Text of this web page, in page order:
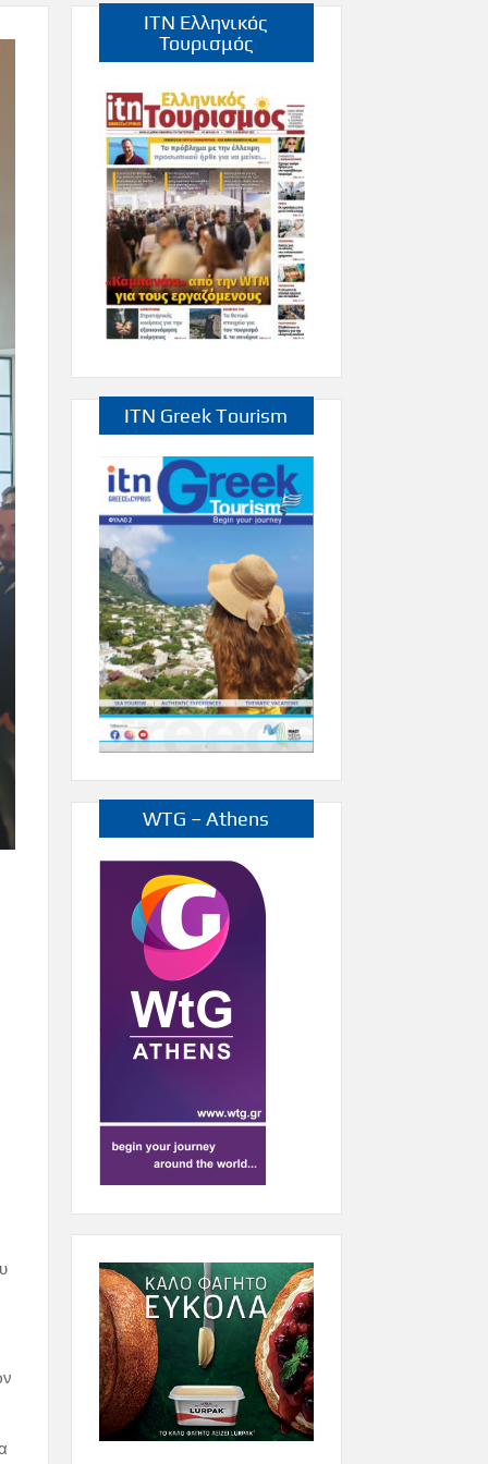
ITN Ελληνικός
Τουρισμός
ITN Greek Tourism
WTG – Athens